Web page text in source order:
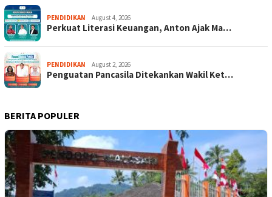
PENDIDIKAN August 4, 2026
Perkuat Literasi Keuangan, Anton Ajak Ma…
PENDIDIKAN August 2, 2026
Penguatan Pancasila Ditekankan Wakil Ket…
BERITA POPULER